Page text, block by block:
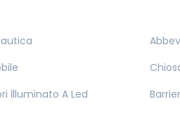
İlluminato A Led